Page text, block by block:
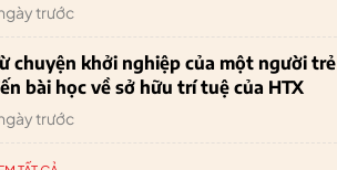
trước
chuyện khởi nghiệp của một người trẻ
bài học về sở hữu trí tuệ của HTX
trước